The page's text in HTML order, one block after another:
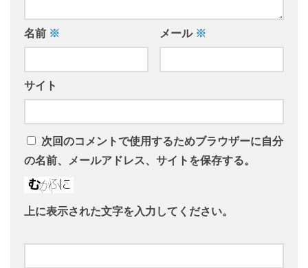
名前 ※ メール ※
サイト
次回のコメントで使用するためブラウザーに自分
の名前、メールアドレス、サイトを保存する。
上に表示された文字を入力してください。